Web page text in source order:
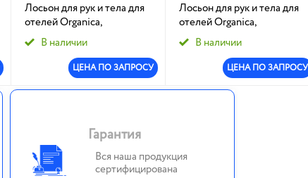
Лосьон для рук и тела для
отелей Organica,
диспенсер пополняемый
400 мл (SYC): 1/20
В наличии
ЦЕНА ПО ЗАПРОСУ
Лосьон для рук и тела для
отелей Organica,
диспенсер 400 мл: 1/20
В наличии
ЦЕНА ПО ЗАПРОСУ
Гарантия
Вся наша продукция
сертифицирована